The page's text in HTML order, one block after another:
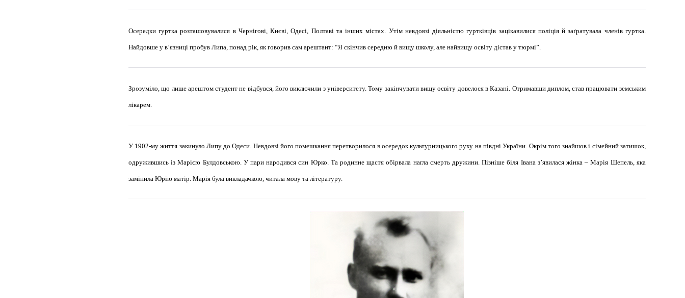
Осередки гуртка розташовувалися в Чернігові, Києві, Одесі, Полтаві та інших містах. Утім невдовзі діяльністю гуртківців зацікавилися поліція й заґратувала членів гуртка.
Найдовше у в’язниці пробув Липа, понад рік, як говорив сам арештант: “Я скінчив середню й вищу школу, але найвищу освіту дістав у тюрмі”.
Зрозуміло, що лише арештом студент не відбувся, його виключили з університету. Тому закінчувати вищу освіту довелося в Казані. Отримавши диплом, став працювати земським
лікарем.
У 1902-му життя закинуло Липу до Одеси. Невдовзі його помешкання перетворилося в осередок культурницького руху на півдні України. Окрім того знайшов і сімейний затишок,
одружившись із Марією Булдовською. У пари народився син Юрко. Та родинне щастя обірвала нагла смерть дружини. Пізніше біля Івана з’явилася жінка – Марія Шепель, яка
замінила Юрію матір. Марія була викладачкою, читала мову та літературу.